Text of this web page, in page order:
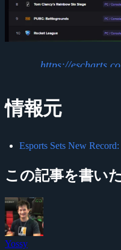
https://
情報元
Esports Sets New
この記事を書い
Yossy